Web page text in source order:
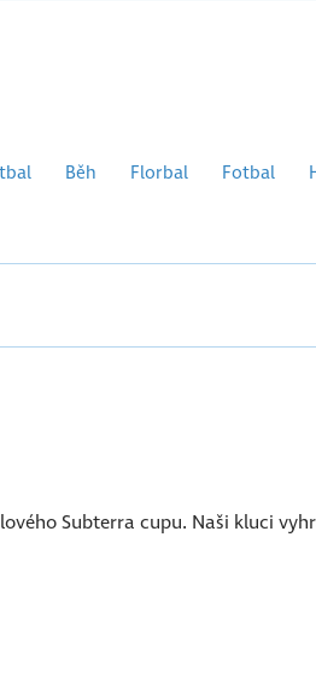
Běh Florbal Fotbal
Subterra cupu. Naši kluci